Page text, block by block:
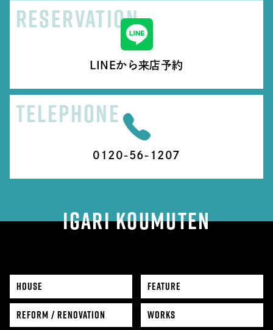
RESERVATION
LINEから来店予約
TELEPHONE
0120-56-1207
IGARI KOUMUTEN
HOUSE
FEATURE
REFORM / RENOVATION
WORKS